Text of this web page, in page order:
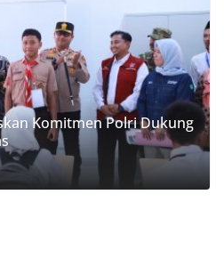
Komitmen Polri Dukung